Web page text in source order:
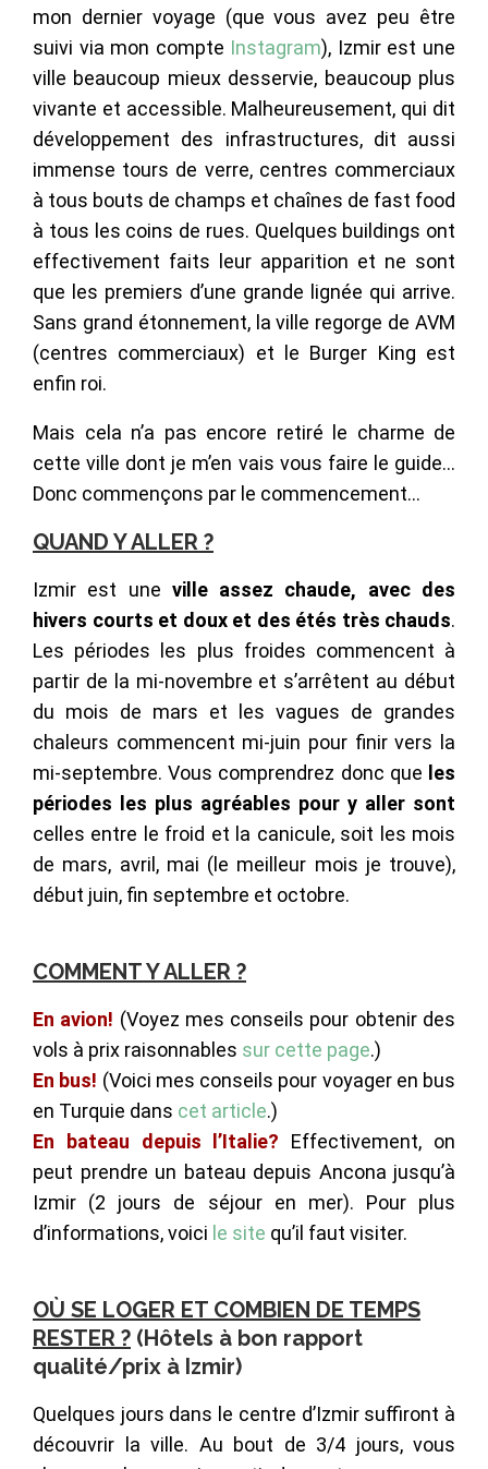
mon dernier voyage (que vous avez peu être
suivi via mon compte Instagram), Izmir est une
ville beaucoup mieux desservie, beaucoup plus
vivante et accessible. Malheureusement, qui dit
développement des infrastructures, dit aussi
immense tours de verre, centres commerciaux
à tous bouts de champs et chaînes de fast food
à tous les coins de rues. Quelques buildings ont
effectivement faits leur apparition et ne sont
que les premiers d’une grande lignée qui arrive.
Sans grand étonnement, la ville regorge de AVM
(centres commerciaux) et le Burger King est
enfin roi.
Mais cela n’a pas encore retiré le charme de
cette ville dont je m’en vais vous faire le guide…
Donc commençons par le commencement…
QUAND Y ALLER ?
Izmir est une ville assez chaude, avec des
hivers courts et doux et des étés très chauds.
Les périodes les plus froides commencent à
partir de la mi-novembre et s’arrêtent au début
du mois de mars et les vagues de grandes
chaleurs commencent mi-juin pour finir vers la
mi-septembre. Vous comprendrez donc que les
périodes les plus agréables pour y aller sont
celles entre le froid et la canicule, soit les mois
de mars, avril, mai (le meilleur mois je trouve),
début juin, fin septembre et octobre.
COMMENT Y ALLER ?
En avion! (Voyez mes conseils pour obtenir des
vols à prix raisonnables sur cette page.)
En bus! (Voici mes conseils pour voyager en bus
en Turquie dans cet article.)
En bateau
depuis l’Italie? Effectivement, on
peut prendre un bateau depuis Ancona jusqu’à
Izmir (2 jours de séjour en mer). Pour plus
d’informations, voici le site qu’il faut visiter.
OÙ SE LOGER ET COMBIEN DE TEMPS
RESTER ? (Hôtels à bon rapport
qualité/prix à Izmir)
Quelques jours dans le centre d’Izmir suffiront à
découvrir la ville. Au bout de 3/4 jours, vous